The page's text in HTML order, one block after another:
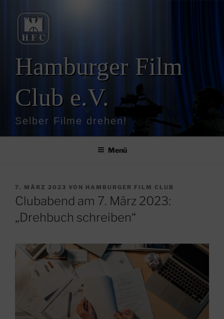
Inhalt
springen
Hamburger Film
Club e.V.
Selber Filme drehen!
Menü
VERÖFFENTLICHT
AM
7. MÄRZ 2023 VON HAMBURGER FILM CLUB
Clubabend am 7. März 2023:
„Drehbuch schreiben“